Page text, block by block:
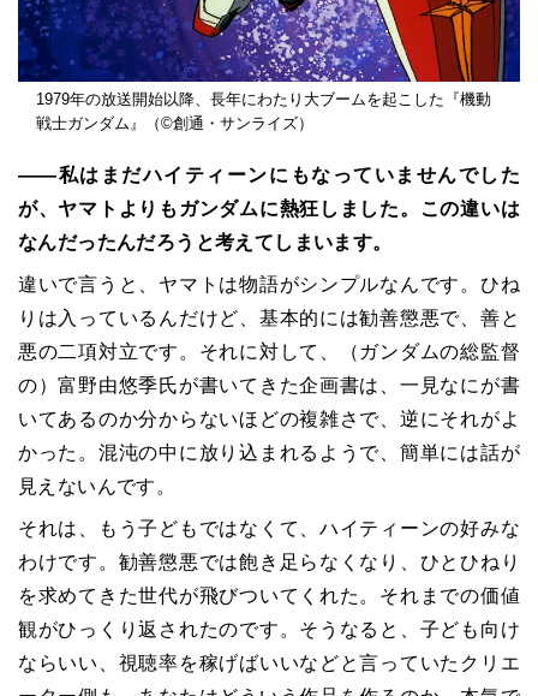
1979年の放送開始以降、長年にわたり大ブームを起こした『機動
戦士ガンダム』（©創通・サンライズ）
――私はまだハイティーンにもなっていませんでした
が、ヤマトよりもガンダムに熱狂しました。この違いは
なんだったんだろうと考えてしまいます。
違いで言うと、ヤマトは物語がシンプルなんです。ひね
りは入っているんだけど、基本的には勧善懲悪で、善と
悪の二項対立です。それに対して、（ガンダムの総監督
の）富野由悠季氏が書いてきた企画書は、一見なにが書
いてあるのか分からないほどの複雑さで、逆にそれがよ
かった。混沌の中に放り込まれるようで、簡単には話が
見えないんです。
それは、もう子どもではなくて、ハイティーンの好みな
わけです。勧善懲悪では飽き足らなくなり、ひとひねり
を求めてきた世代が飛びついてくれた。それまでの価値
観がひっくり返されたのです。そうなると、子ども向け
ならいい、視聴率を稼げばいいなどと言っていたクリエ